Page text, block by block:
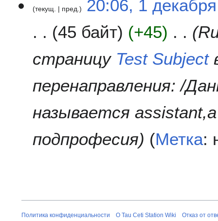
д
текущ. пред.
20:06, 1
45 байт
+45
страницу Test Subject
перенаправления: /
называется
подпрофесия
Метка:
Политика конфиденциальности О Tau Ceti Station Wiki Отказ от